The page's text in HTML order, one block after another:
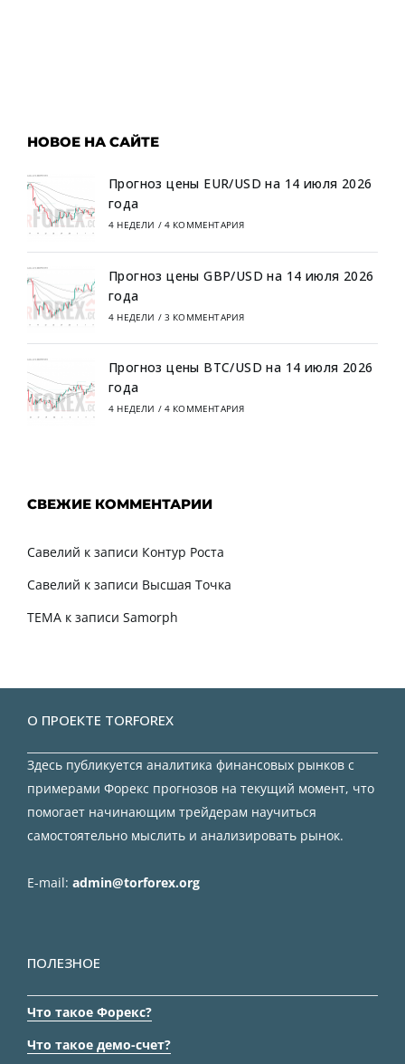
НОВОЕ НА САЙТЕ
Прогноз цены EUR/USD на 14 июля 2026
года
4 НЕДЕЛИ / 4 КОММЕНТАРИЯ
Прогноз цены GBP/USD на 14 июля 2026
года
4 НЕДЕЛИ / 3 КОММЕНТАРИЯ
Прогноз цены BTC/USD на 14 июля 2026
года
4 НЕДЕЛИ / 4 КОММЕНТАРИЯ
СВЕЖИЕ КОММЕНТАРИИ
Савелий к записи Контур Роста
Савелий к записи Высшая Точка
TEMA к записи Samorph
О ПРОЕКТЕ TORFOREX
Здесь публикуется аналитика финансовых рынков с
примерами Форекс прогнозов на текущий момент, что
помогает начинающим трейдерам научиться
самостоятельно мыслить и анализировать рынок.
E-mail: admin@torforex.org
ПОЛЕЗНОЕ
Что такое Форекс?
Что такое демо-счет?